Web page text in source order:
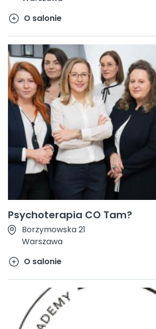
O salonie
Psychoterapia CO Tam?
Borzymowska 21
Warszawa
O salonie